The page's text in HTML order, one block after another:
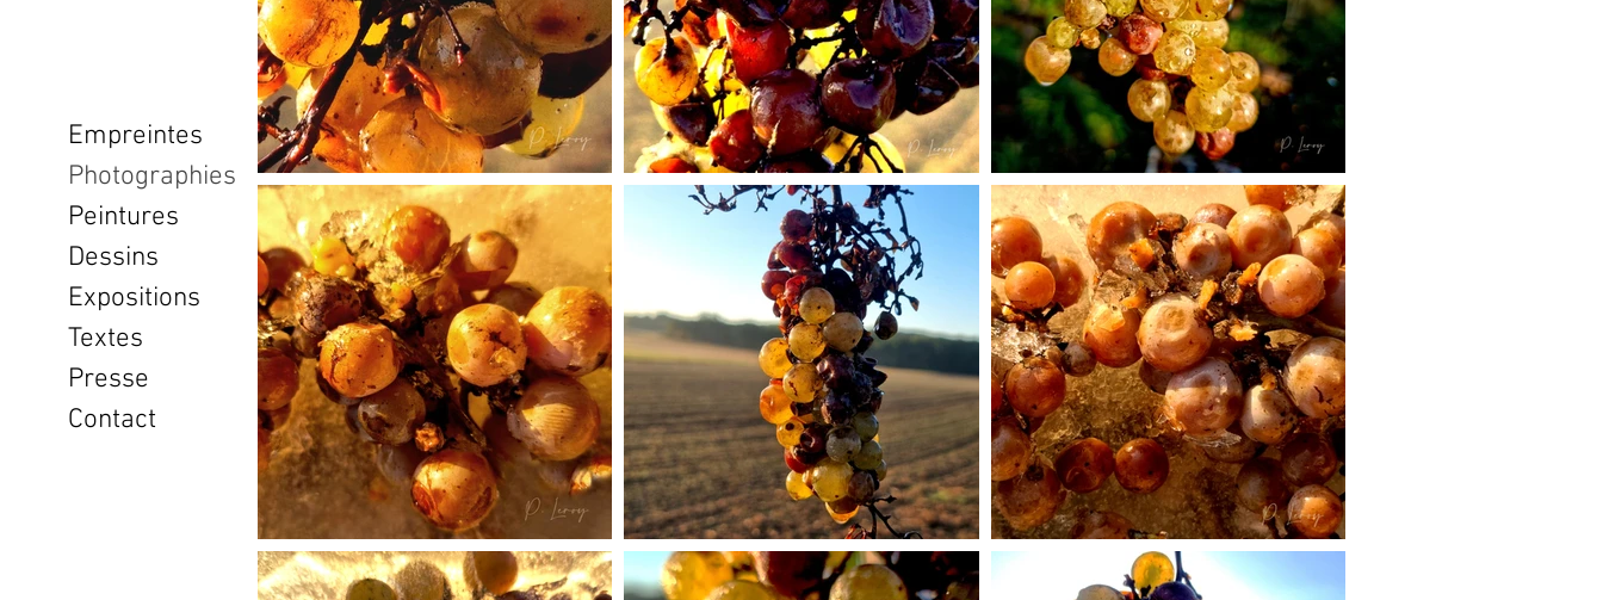
Empreintes
Photographies
Peintures
Dessins
Expositions
Textes
Presse
Contact